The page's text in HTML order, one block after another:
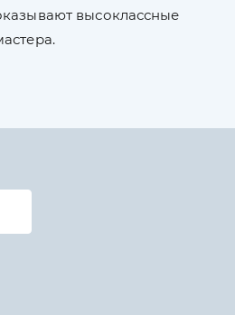
высоклассные